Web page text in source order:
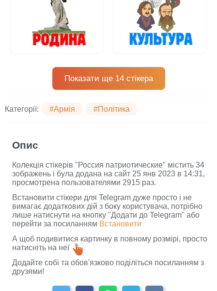
Показати ще 14 стікера
Категорії: #Армія #Політика
Опис
Колекція стікерів "Россия патриотические" містить 34
зображень і була додана на сайт 25 янв 2023 в 14:31,
просмотрена пользователями 2915 раз.
Встановити стікери для Telegram дуже просто і не
вимагає додаткових дій з боку користувача, потрібно
лише натиснути на кнопку "Додати до Telegram" або
перейти за посиланням Встановити
А щоб подивитися картинку в повному розмірі, просто
натисніть на неї
Додайте собі та обов'язково поділіться посиланням з
друзями!